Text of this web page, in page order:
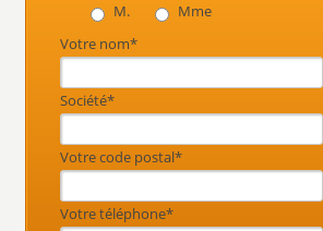
M.
Mme
Votre nom*
Société*
Votre code postal*
Votre téléphone*